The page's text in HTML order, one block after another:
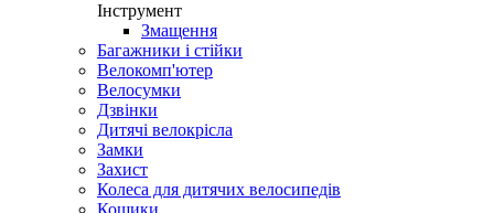
Інструмент
Змащення
Багажники і стійки
Велокомп'ютер
Велосумки
Дзвінки
Дитячі велокрісла
Замки
Захист
Колеса для дитячих велосипедів
Кошики